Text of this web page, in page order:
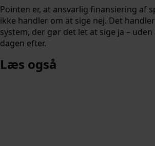
Pointen er, at ansvarlig finansiering af
ikke handler om at sige nej. Det
system, der gør det let at sige ja –
dagen efter.
Læs også